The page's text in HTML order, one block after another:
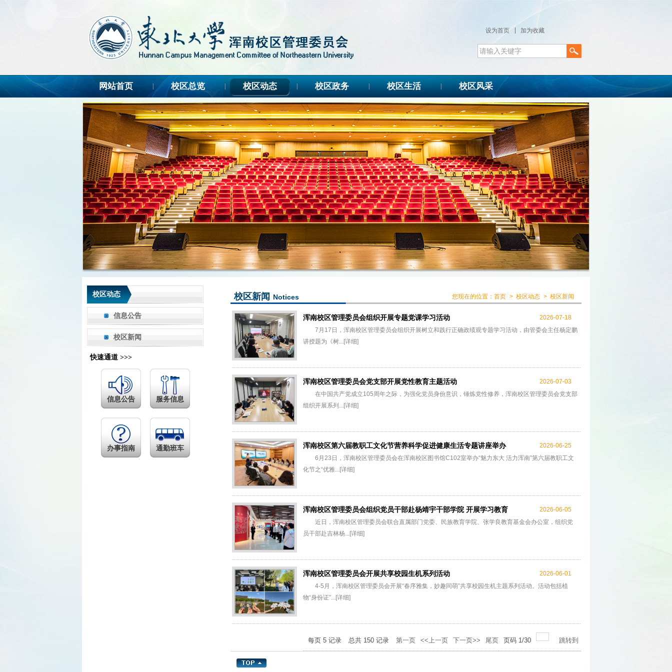
设为首页 加为收藏
网站首页 校区总览 校区动态 校区政务 校区生活 校区风采
校区动态
信息公告
校区新闻
快速通道 >>>
信息公告 服务信息
办事指南 通勤班车
校区新闻 Notices 您现在的位置： 首页 > 校区动态 > 校区新闻
浑南校区管理委员会组织开展专题党课学习活动
2026-07-18
7月17日，浑南校区管理委员会组织开展树立和践行正确政绩观专题学习活动，由管委会主任杨定鹏
讲授题为《树...[详细]
浑南校区管理委员会党支部开展党性教育主题活动
2026-07-03
在中国共产党成立105周年之际，为强化党员身份意识，锤炼党性修养，浑南校区管理委员会党支部
组织开展系列...[详细]
浑南校区第六届教职工文化节营养科学促进健康生活专题讲座举办
2026-06-25
6月23日，浑南校区管理委员会在浑南校区图书馆C102室举办“魅力东大 活力浑南”第六届教职工文
化节之“优雅...[详细]
浑南校区管理委员会组织党员干部赴杨靖宇干部学院 开展学习教育
2026-06-05
近日，浑南校区管理委员会联合直属部门党委、民族教育学院、张学良教育基金会办公室，组织党
员干部赴吉林杨...[详细]
浑南校区管理委员会开展共享校园生机系列活动
2026-06-01
4-5月，浑南校区管理委员会开展“春序雅集，妙趣同萌”共享校园生机主题系列活动。活动包括植
物“身份证”...[详细]
每页 5记录 总共 150记录 第一页 <<上一页 下一页>> 尾页 页码 1/30 跳转到